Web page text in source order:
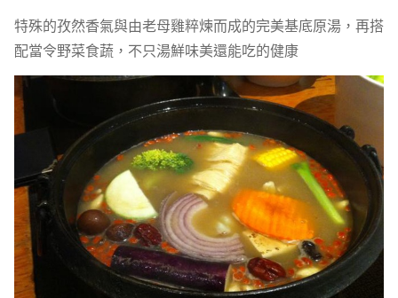
特殊的孜然香氣與由老母雞粹煉而成的完美基底原湯，再搭
配當令野菜食蔬，不只湯鮮味美還能吃的健康